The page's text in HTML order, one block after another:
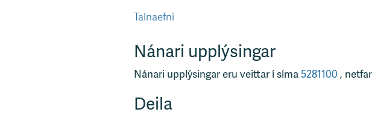
Talnaefni
Nánari upplýsingar
Nánari upplýsingar eru veittar í síma5281100 ,
Deila